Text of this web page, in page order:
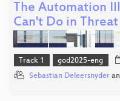
The Automation
Can't Do in
Track 1 god2025-eng
Sebastian Deleersnyder